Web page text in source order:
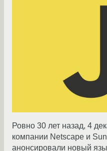
Ровно 30 лет назад, 4
компании Netscape и
анонсировали новый